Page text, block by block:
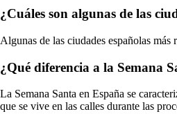
¿Cuáles son algunas de las
Algunas de las ciudades españolas
¿Qué diferencia a la Semana
La Semana Santa en España se
que se vive en las calles durante las